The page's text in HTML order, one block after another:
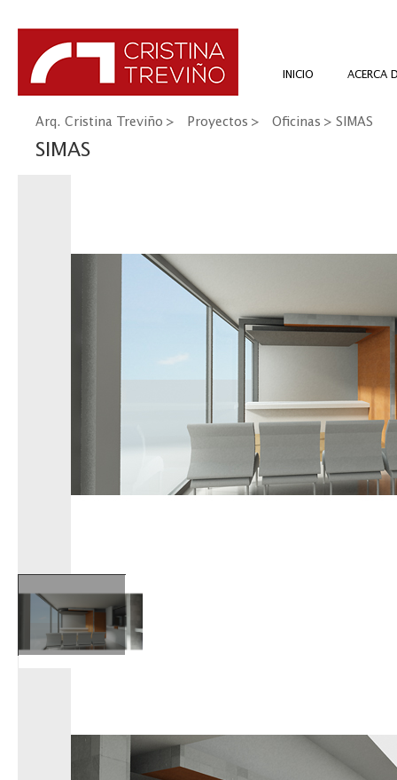
INICIO ACERCA
Arq. Cristina Treviño > Proyectos > Oficinas > SIMAS
SIMAS